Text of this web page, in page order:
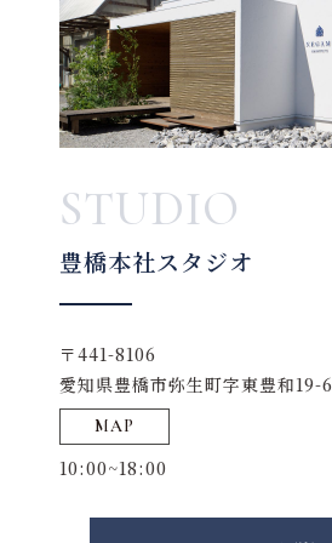
STUDIO
豊橋本社スタジオ
〒441-8106
愛知県豊橋市弥生町字東豊和19-6
MAP
10:00~18:00